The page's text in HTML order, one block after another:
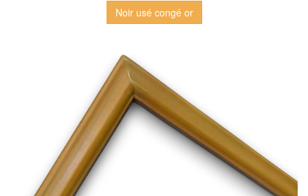
Noir usé congé or